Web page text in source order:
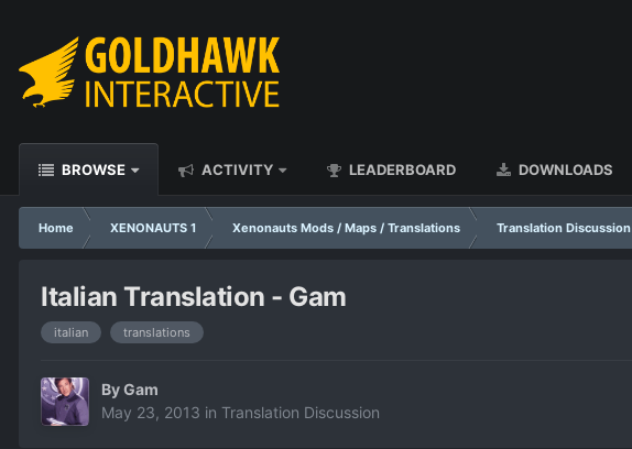
BROWSE ACTIVITY LEADERBOARD DOWNLOADS
Home XENONAUTS 1 Xenonauts Mods / Maps / Translations Translation Discussion
Italian Translation - Gam
italian translations
ByGam
May 23, 2013 in Translation Discussion